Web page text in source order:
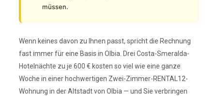
müssen.
Wenn keines davon zu Ihnen passt, spricht die Rechnung
fast immer für eine Basis in Olbia. Drei Costa-Smeralda-
Hotelnächte zu je 600 € kosten so viel wie eine ganze
Woche in einer hochwertigen Zwei-Zimmer-RENTAL12-
Wohnung in der Altstadt von Olbia — und Sie verbringen